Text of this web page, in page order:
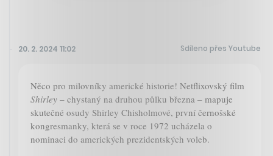
20. 2. 2024 11:02 Sdíleno přes Youtube
Něco pro milovníky americké historie! Netflixovský film
Shirley – chystaný na druhou půlku března – mapuje
skutečné osudy Shirley Chisholmové, první černošské
kongresmanky, která se v roce 1972 ucházela o
nominaci do amerických prezidentských voleb.